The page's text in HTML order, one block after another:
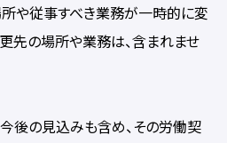
所や従事すべき業務が一時的に変
先の場所や業務は、含まれませ
今後の見込みも含め、その労働契